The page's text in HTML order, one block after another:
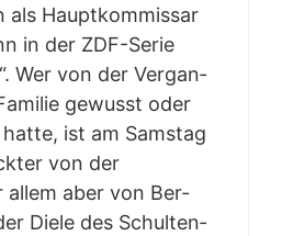
als Haupt­kom­mis­sar
in der ZDF-Serie
Wer von der Ver­gan­
gewusst oder
ist am Sams­tag
von der
allem aber von Ber­
Die­le des Schul­ten­